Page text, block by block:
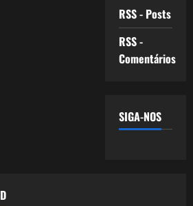
RSS - Posts
RSS -
Comentários
SIGA-NOS